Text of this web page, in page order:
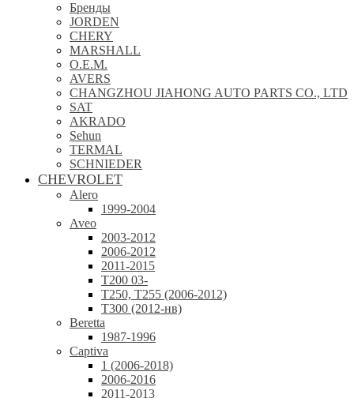
Бренды
JORDEN
CHERY
MARSHALL
O.E.M.
AVERS
CHANGZHOU JIAHONG AUTO PARTS CO., LTD
SAT
AKRADO
Sehun
TERMAL
SCHNIEDER
CHEVROLET
Alero
1999-2004
Aveo
2003-2012
2006-2012
2011-2015
T200 03-
T250, T255 (2006-2012)
T300 (2012-нв)
Beretta
1987-1996
Captiva
1 (2006-2018)
2006-2016
2011-2013